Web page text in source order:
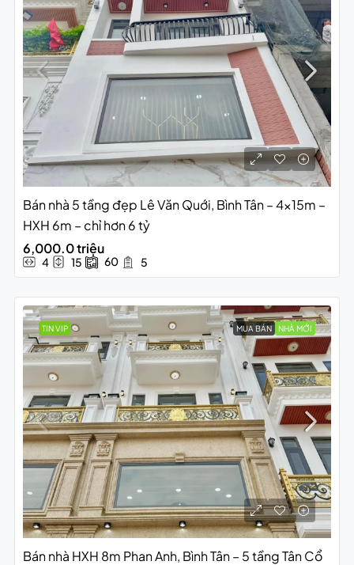
Bán nhà 5 tầng đẹp Lê Văn Quới, Bình Tân – 4x15m –
HXH 6m – chỉ hơn 6 tỷ
6,000.0 triệu
4 15 60 5
TIN VIP MUA BÁN NHÀ MỚI
Bán nhà HXH 8m Phan Anh, Bình Tân – 5 tầng Tân Cổ